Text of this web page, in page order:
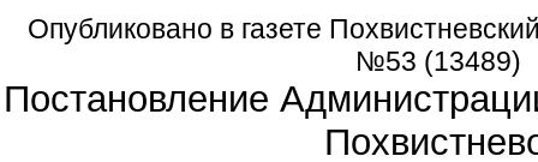
Опубликовано в газете
№53 (13489)
Постановление